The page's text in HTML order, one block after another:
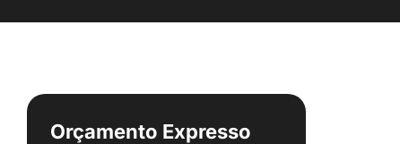
Orçamento Expresso